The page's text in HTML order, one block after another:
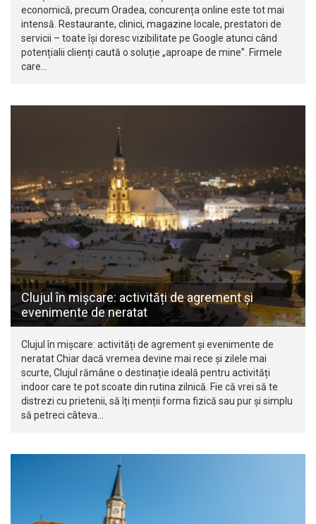
economică, precum Oradea, concurența online este tot mai
intensă. Restaurante, clinici, magazine locale, prestatori de
servicii – toate își doresc vizibilitate pe Google atunci când
potențialii clienți caută o soluție „aproape de mine”. Firmele
care…
Clujul în mișcare: activități de agrement și
evenimente de neratat
Clujul în mișcare: activități de agrement și evenimente de
neratat Chiar dacă vremea devine mai rece și zilele mai
scurte, Clujul rămâne o destinație ideală pentru activități
indoor care te pot scoate din rutina zilnică. Fie că vrei să te
distrezi cu prietenii, să îți menții forma fizică sau pur și simplu
să petreci câteva…